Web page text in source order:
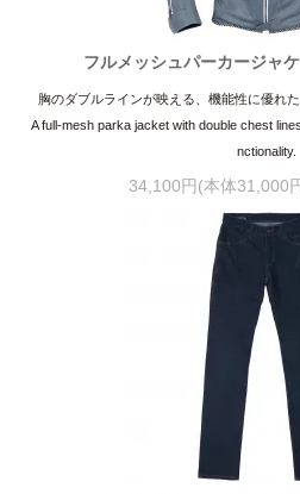
フルメッシュパーカージャ
胸のダブルラインが映える、機能性に優れ
A full-mesh parka jacket with double chest
nctionality.
34,100円(本体31,000